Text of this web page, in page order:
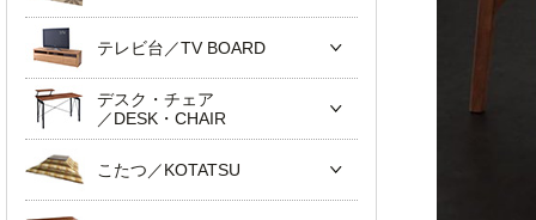
テレビ台／TV BOARD
デスク・チェア
／DESK・CHAIR
こたつ／KOTATSU